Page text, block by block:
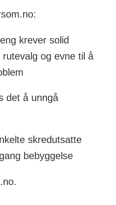
krever solid
og evne til å
det å unngå
skredutsatte
bebyggelse